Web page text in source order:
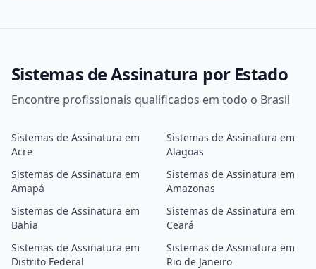
Sistemas de Assinatura por Estado
Encontre profissionais qualificados em todo o Brasil
Sistemas de Assinatura em
Acre
Sistemas de Assinatura em
Alagoas
Sistemas de Assinatura em
Amapá
Sistemas de Assinatura em
Amazonas
Sistemas de Assinatura em
Bahia
Sistemas de Assinatura em
Ceará
Sistemas de Assinatura em
Distrito Federal
Sistemas de Assinatura em
Rio de Janeiro